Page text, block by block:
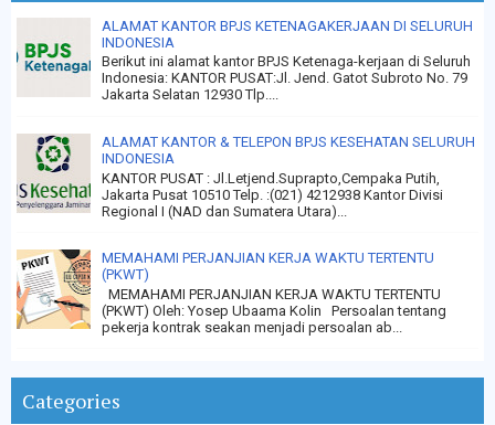
ALAMAT KANTOR BPJS KETENAGAKERJAAN DI SELURUH
INDONESIA
Berikut ini alamat kantor BPJS Ketenaga-kerjaan di Seluruh
Indonesia: KANTOR PUSAT:Jl. Jend. Gatot Subroto No. 79
Jakarta Selatan 12930 Tlp....
ALAMAT KANTOR & TELEPON BPJS KESEHATAN SELURUH
INDONESIA
KANTOR PUSAT : Jl.Letjend.Suprapto,Cempaka Putih,
Jakarta Pusat 10510 Telp. :(021) 4212938 Kantor Divisi
Regional I (NAD dan Sumatera Utara)...
MEMAHAMI PERJANJIAN KERJA WAKTU TERTENTU
(PKWT)
MEMAHAMI PERJANJIAN KERJA WAKTU TERTENTU
(PKWT) Oleh: Yosep Ubaama Kolin Persoalan tentang
pekerja kontrak seakan menjadi persoalan ab...
Categories